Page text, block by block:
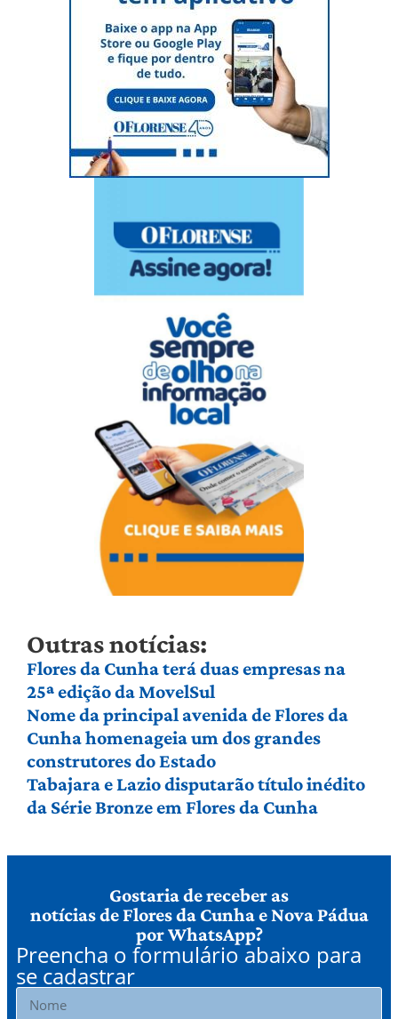
Outras notícias:
Flores da Cunha terá duas empresas na
25ª edição da MovelSul
Nome da principal avenida de Flores da
Cunha homenageia um dos grandes
construtores do Estado
Tabajara e Lazio disputarão título inédito
da Série Bronze em Flores da Cunha
Gostaria de receber as
notícias de Flores da Cunha e Nova Pádua
por WhatsApp?
Preencha o formulário abaixo para
se cadastrar